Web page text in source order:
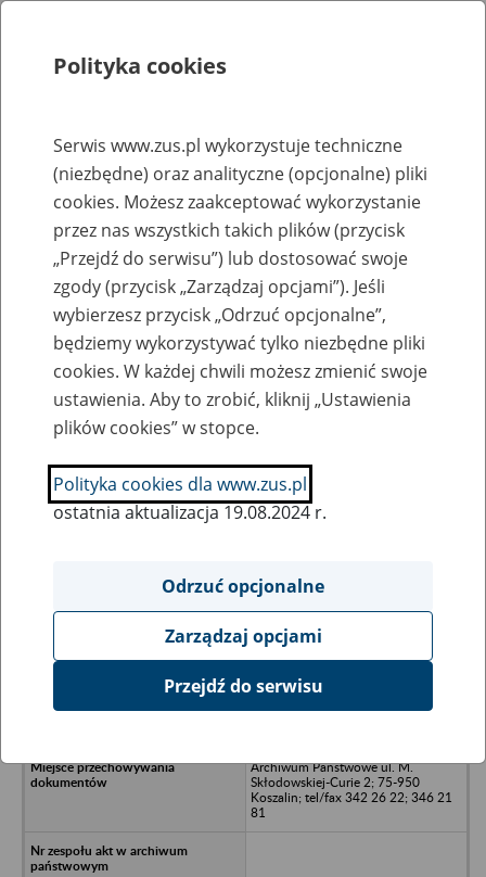
Rejestry, ewidencje i archiwa
Baza zlikwidowanych lub
przekształconych zakładów pracy
Nazwa zakładu pracy:
SZUKAJ
Ukryj wszystkie pozycje bazy
Przedsiębiorstwo Produkcyjno-
Archiwum Państwowe ul. M.
Skłodowskiej-Curie 2; 75-950
Koszalin; tel/fax 342 26 22; 346 21
81
Polityka cookies
Serwis www.zus.pl wykorzystuje techniczne
(niezbędne) oraz analityczne (opcjonalne) pliki
cookies. Możesz zaakceptować wykorzystanie
przez nas wszystkich takich plików (przycisk
„Przejdź do serwisu”) lub dostosować swoje
zgody (przycisk „Zarządzaj opcjami”). Jeśli
wybierzesz przycisk „Odrzuć opcjonalne”,
będziemy wykorzystywać tylko niezbędne pliki
cookies. W każdej chwili możesz zmienić swoje
ustawienia. Aby to zrobić, kliknij „Ustawienia
plików cookies” w stopce.
Polityka cookies dla www.zus.pl
ostatnia aktualizacja 19.08.2024 r.
Odrzuć opcjonalne
Zarządzaj opcjami
Przejdź do serwisu